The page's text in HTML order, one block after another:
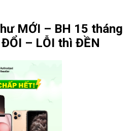
MỚI – BH 15 tháng
– LỖI thì ĐỀN